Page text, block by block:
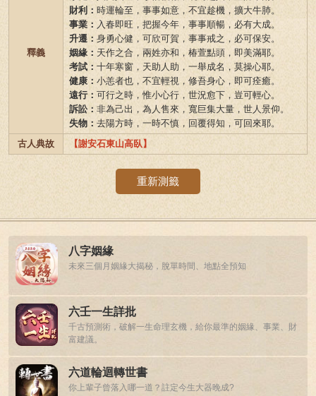
釋義
財利： 時運輪至，事事如意，不宜趁機，擴大牛肺。
事業： 入春即旺，把握今年，事事順暢，必有大成。
升遷： 身勇心健，可欣可賀，事事戒之，必可保安。
姻緣： 天作之合，兩姓亦和，椿萱點頭，即美滿耶。
考試： 十年寒窗，天助人助，一舉成名，莫操心耶。
健康： 小恙者也，不宜輕視，修吾身心，即可痊癒。
遠行： 可行之時，惟小心行，世況愈下，豈可輕心。
訴訟： 非為己出，為人售來，寬巨集大量，世人景仰。
失物： 去陽方時，一時不慎，回覆得知，可回來耶。
古人典故
【謝安石東山高臥】
重新測籤
八字姻緣
未來三個月姻緣大揭秘，脫單時間、地點全預知
六壬一生詳批
千古預測術，破解一生命理玄機，給你最準的姻緣、事業、財
富建議。
六道輪迴轉世書
你上輩子曾落入哪一道？註定今生大器晚成?